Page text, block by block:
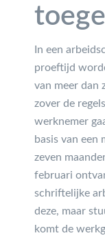
In een
proeftijd
van meer dan
zover de
werknemer
basis van een
zeven
februari
schriftelijke
deze, maar
komt de